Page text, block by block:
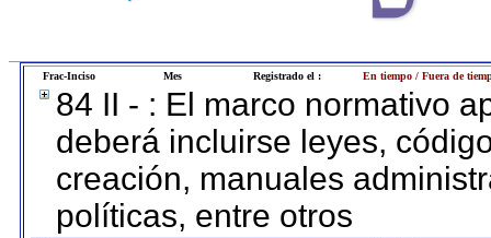
Frac-Inciso Mes Registrado el : En tiempo / Fuera de
84 II - : El marco normativo
deberá incluirse leyes,
creación, manuales
políticas, entre otros